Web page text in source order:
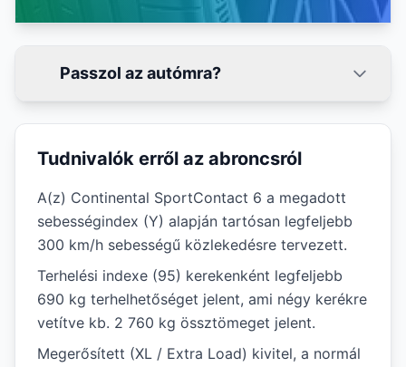
Passzol az autómra?
Tudnivalók erről az abroncsról
A(z) Continental SportContact 6 a megadott
sebességindex (Y) alapján tartósan legfeljebb
300 km/h sebességű közlekedésre tervezett.
Terhelési indexe (95) kerekenként legfeljebb
690 kg terhelhetőséget jelent, ami négy kerékre
vetítve kb. 2 760 kg össztömeget jelent.
Megerősített (XL / Extra Load) kivitel, a normál